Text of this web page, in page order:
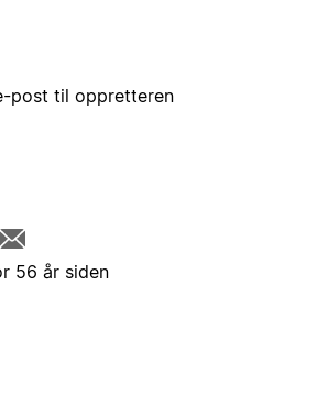
post til oppretteren
56 år siden